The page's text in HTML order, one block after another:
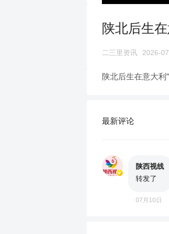
陕北后生
二三里资讯 2026-
陕北后生在意大利
最新评论
陕西视线
转发了
07月10日